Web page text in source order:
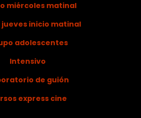
miércoles matinal
jueves inicio matinal
adolescentes
Intensivo
de guión
express cine